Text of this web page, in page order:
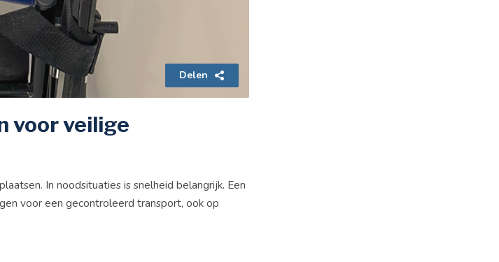
Delen
voor veilige
In noodsituaties is snelheid belangrijk. Een
voor een gecontroleerd transport, ook op